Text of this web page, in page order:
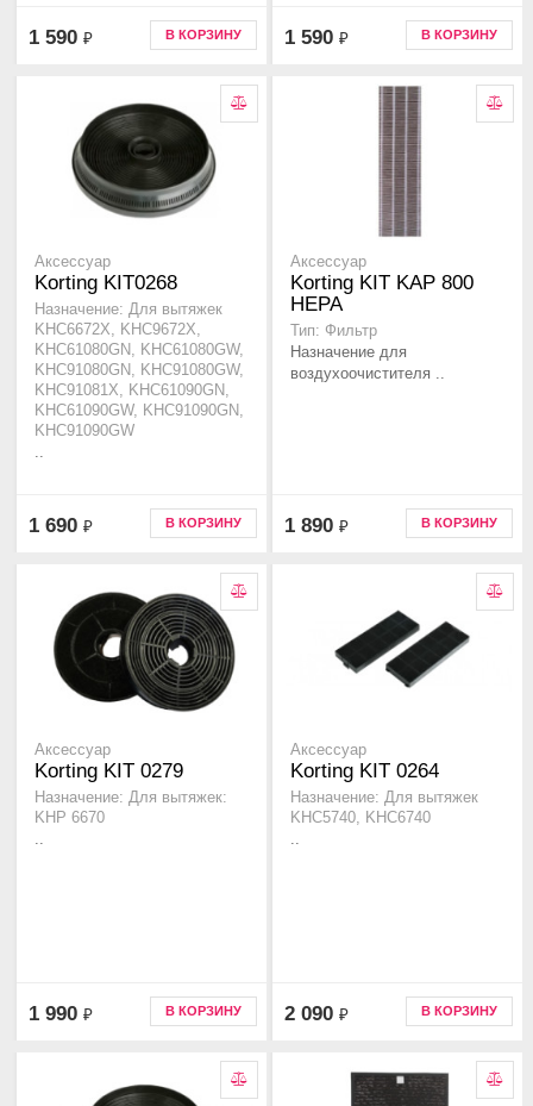
1 590 ₽ В КОРЗИНУ 1 590 ₽ В КОРЗИНУ
Аксессуар
Korting KIT0268
Назначение: Для вытяжек
KHC6672X, KHC9672X,
KHC61080GN, KHC61080GW,
KHC91080GN, KHC91080GW,
KHC91081X, KHC61090GN,
KHC61090GW, KHC91090GN,
KHC91090GW
1 690 ₽ В КОРЗИНУ
Аксессуар
Korting KIT KAP 800
HEPA
Тип: Фильтр
Назначение для
воздухоочистителя ..
1 890 ₽ В КОРЗИНУ
Аксессуар
Korting KIT 0279
Назначение: Для вытяжек:
KHP 6670
1 990 ₽ В КОРЗИНУ
Аксессуар
Korting KIT 0264
Назначение: Для вытяжек
KHC5740, KHC6740
2 090 ₽ В КОРЗИНУ